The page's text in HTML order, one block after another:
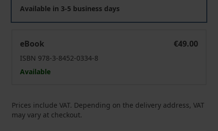
Available in 3-5 business days
eBook
€49.00
ISBN 978-3-8452-0334-8
Available
Prices include VAT. Depending on the delivery address, VAT
may vary at checkout.